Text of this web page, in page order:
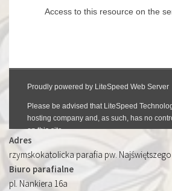
Adres
rzymskokatolicka parafia pw.
Biuro parafialne
pl. Nankiera 16a